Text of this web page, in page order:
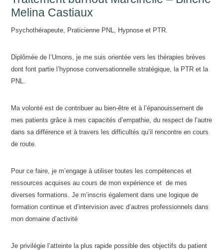
Melina Castiaux
Psychothérapeute, Praticienne PNL, Hypnose et PTR.
Diplômée de l’Umons, je me suis orientée vers les thérapies brèves
dont font partie l’hypnose conversationnelle stratégique, la PTR et la
PNL.
Ma volonté est de contribuer au bien-être et à l’épanouissement de
mes patients grâce à mes capacités d’empathie, du respect de l’autre
dans sa différence et à travers les difficultés qu’il rencontre en cours
de route.
Pour ce faire, je m’engage à utiliser toutes les compétences et
ressources acquises au cours de mon expérience et de mes
diverses formations. Je m’inscris également dans une logique de
formation continue et d’intervision avec d’autres professionnels dans
mon domaine d’activité
Je privilégie l’atteinte la plus rapide possible des objectifs du patient